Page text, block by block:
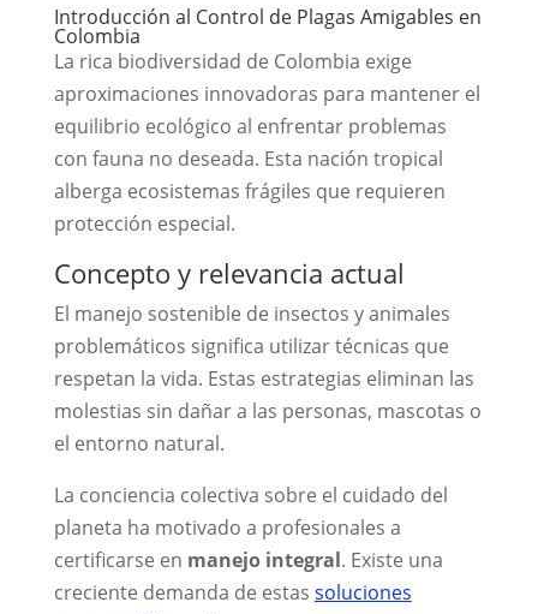
Introducción al Control de Plagas Amigables en
Colombia
La rica biodiversidad de Colombia exige
aproximaciones innovadoras para mantener el
equilibrio ecológico al enfrentar problemas
con fauna no deseada. Esta nación tropical
alberga ecosistemas frágiles que requieren
protección especial.
Concepto y relevancia actual
El manejo sostenible de insectos y animales
problemáticos significa utilizar técnicas que
respetan la vida. Estas estrategias eliminan las
molestias sin dañar a las personas, mascotas o
el entorno natural.
La conciencia colectiva sobre el cuidado del
planeta ha motivado a profesionales a
certificarse en manejo integral. Existe una
creciente demanda de estas soluciones